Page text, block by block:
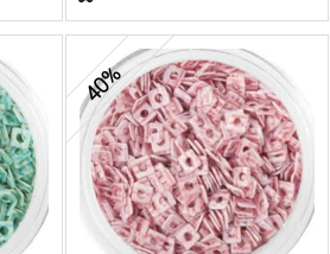
40%